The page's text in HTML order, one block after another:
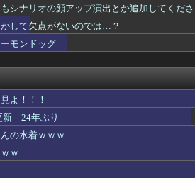
の100倍ズームで頑張って...
一遇の好機到来」
力」発言の謎が解けるWWW
モート「地図を見る」、黄...
した
比34.4%減)』スイッチ...
どん美味しく実る…♡」
GrandOrderのイ...
戦」紹介
しまう
絶対に離れたくない場所だな」
イザは友達って感じで性的な目では...
シナリオの顔アップ演出とか追加してくだ
して欠点がないのでは…？
モンドッグ
よ！！！
新 24年ぶり
の水着ｗｗｗ
ｗ